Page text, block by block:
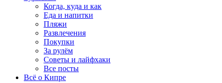
Когда, куда и как
Еда и напитки
Пляжи
Развлечения
Покупки
За рулём
Советы и лайфхаки
Все посты
Всё о Кипре